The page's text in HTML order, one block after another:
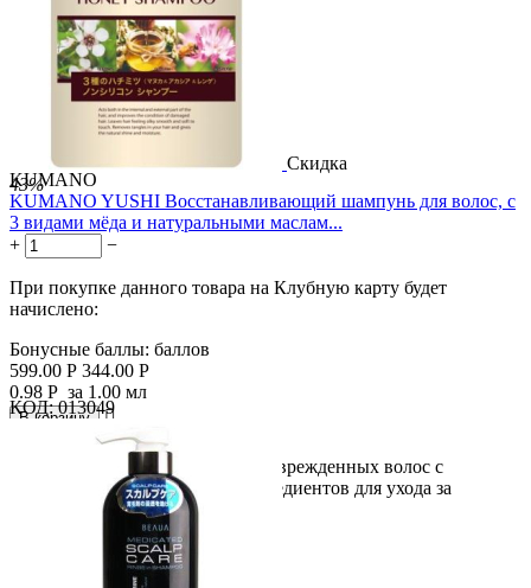
Скидка
43%
KUMANO
KUMANO YUSHI Восстанавливающий шампунь для волос, с
3 видами мёда и натуральными маслам...
+
−
При покупке данного товара на Клубную карту будет
начислено:
Бонусные баллы: баллов
599.00 Р 344.00 Р
0.98 Р за 1.00 мл
В корзину

Интенсивное восстановление поврежденных волос с
помощью 3 видов медовых ингредиентов для ухода за
поврежденными...
КОД: 013049